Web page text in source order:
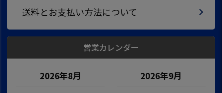
送料とお支払い方法について
営業カレンダー
2026年8月 2026年9月